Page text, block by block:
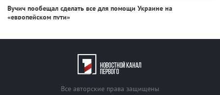
Вучич пообещал сделать все для помощи Украине на
«европейском пути»
Все авторские права защищены